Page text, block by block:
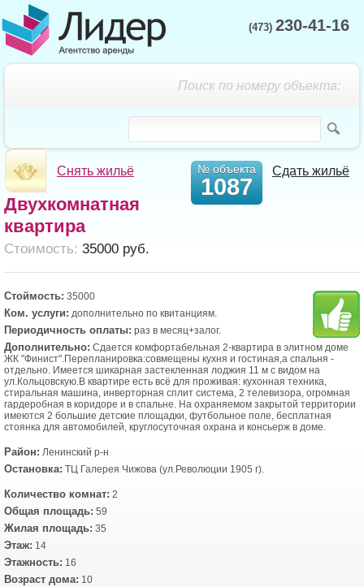
(473) 230-41-16
Поиск по номеру объекта:
Снять жильё Сдать жильё
№ объекта
1087
Двухкомнатная
квартира
Cтоимость: 35000 руб.
Стоймость: 35000
Ком. услуги: дополнительно по квитанциям.
Периодичность оплаты: раз в месяц+залог.
Дополнительно: Сдается комфортабельная 2-квартира в элитном доме
ЖК "Финист".Перепланировка:совмещены кухня и гостиная,а спальня -
отдельно. Имеется шикарная застекленная лоджия 11 м с видом на
ул.Кольцовскую.В квартире есть всё для проживая: кухонная техника,
стиральная машина, инверторная сплит система, 2 телевизора, огромная
гардеробная в коридоре и в спальне. На охраняемом закрытой территории
имеются 2 большие детские площадки, футбольное поле, бесплатная
стоянка для автомобилей, круглосуточная охрана и консьерж в доме.
Район: Ленинский р-н
Остановка: ТЦ Галерея Чижова (ул.Революции 1905 г).
Количество комнат: 2
Общая площадь: 59
Жилая площадь: 35
Этаж: 14
Этажность: 16
Возраст дома: 10